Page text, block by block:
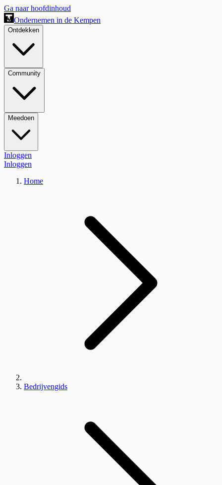
Ga naar hoofdinhoud
Ondernemen in de Kempen
Ontdekken
Community
Meedoen
Inloggen
Inloggen
Home
Bedrijvengids